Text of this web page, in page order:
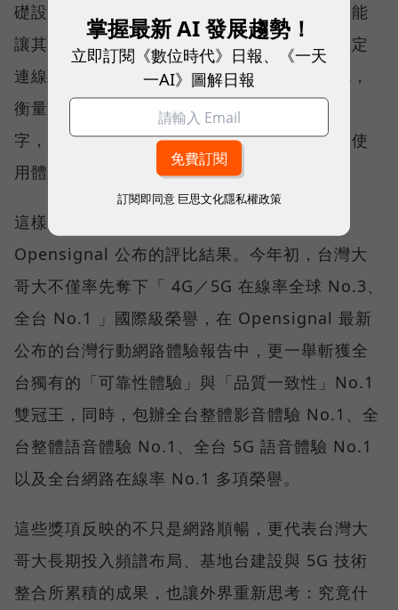
礎設施後，消費者發現，再快的網速，如果不能
讓其在人潮聚集、高速移動或室內空間維持穩定
連線，即無法轉換成好的使用體驗，也因如此，
衡量「好網路」的標準，也逐漸從追求測速數
字，轉向任何時間、任何地點都能穩定連線的使
用體驗。
這樣的轉變，也反映在國際權威網路分析機構
Opensignal 公布的評比結果。今年初，台灣大
哥大不僅率先奪下「 4G／5G 在線率全球 No.3、
全台 No.1 」國際級榮譽，在 Opensignal 最新
公布的台灣行動網路體驗報告中，更一舉斬獲全
台獨有的「可靠性體驗」與「品質一致性」No.1
雙冠王，同時，包辦全台整體影音體驗 No.1、全
台整體語音體驗 No.1、全台 5G 語音體驗 No.1
以及全台網路在線率 No.1 多項榮譽。
這些獎項反映的不只是網路順暢，更代表台灣大
哥大長期投入頻譜布局、基地台建設與 5G 技術
整合所累積的成果，也讓外界重新思考：究竟什
掌握最新 AI 發展趨勢！
立即訂閱《數位時代》日報、《一天
一AI》圖解日報
訂閱即同意 巨思文化隱私權政策